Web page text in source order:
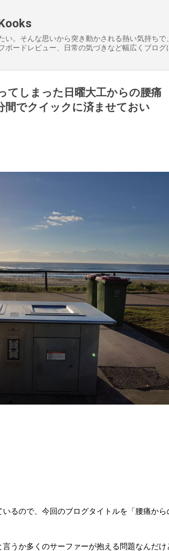
い。そんな思いから突き動かされる熱い気持ちで
ボードレビュー、日常の気づきなど幅広くブログ
てしまった日曜大工からの腰痛
間でクイックに済ませておい
るので、今回のブログタイトルを「腰痛から
うか多くのサーファーが抱える問題なんだけ